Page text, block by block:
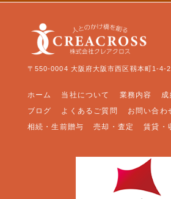
当社が個人情報を収集・利用する目的は
す。
ユーザーに自分の登録情報の閲覧
された商品、およびそれらの代金
表示する目的
ユーザーにお知らせや連絡をする
先情報を利用する目的
ユーザーの本人確認を行うために
住所、電話番号、銀行口座番号、
号、運転免許証番号、配達証明付
〒550-0004 大阪府大阪市西区靱本町1-4-
ホーム 当社について 業務内容 成
ブログ
よくあるご質問 お問い合わ
相続・生前贈与
売却・査定 賃貸・